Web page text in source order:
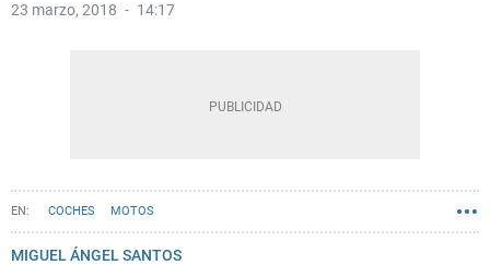
23 marzo, 2018 14:17
COCHES MOTOS
MIGUEL ÁNGEL SANTOS